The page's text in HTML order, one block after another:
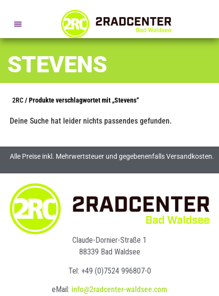
STEVENS
2RC/ Produkte verschlagwortet mit „Stevens“
Deine Suche hat leider nichts passendes gefunden.
Alle Preise inkl. Mehrwertsteuer und gegebenenfalls Versandkosten.
Claude-Dornier-Straße 1
88339 Bad Waldsee
Tel: +49 (0)7524 996807-0
eMail: info@2radcenter-waldsee.com